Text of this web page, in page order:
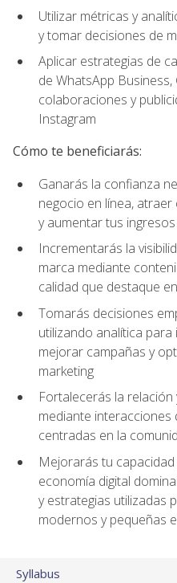
Utilizar métricas y
y tomar decisiones de
Aplicar estrategias de
de WhatsApp
colaboraciones y
Instagram
Cómo te beneficiarás:
Ganarás la confianza
negocio en línea,
y aumentar tus ingresos
Incrementarás la
marca mediante
calidad que destaque
Tomarás decisiones
utilizando analítica
mejorar campañas y
marketing
Fortalecerás la
mediante interacciones
centradas en la
Mejorarás tu
economía digital
y estrategias utilizadas
modernos y pequeñas
Syllabus